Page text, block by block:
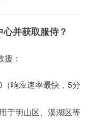
并获取服侍？
援：
（响应速率最快，5分
于明山区、溪湖区等